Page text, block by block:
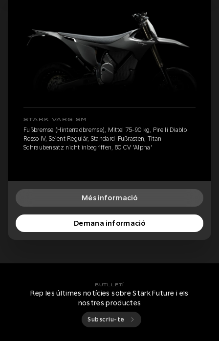
STARK VARG SM
Fußbremse (Hinterradbremse), Mittel 75-90 kg, Pirelli Diablo
Rosso IV, Seient Regulär, Standard-Fußrasten, Titan-
Schraubensatz nicht inbegriffen, 80 CV 'Alpha'
Més informació
Demana informació
BUTLLETÍ
Rep les últimes notícies sobre Stark Future i els
nostres productes
Subscriu-te